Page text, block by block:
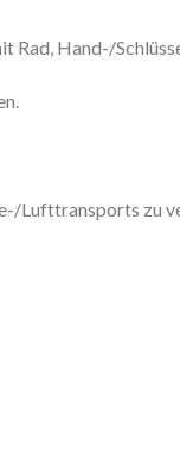
Rad, Hand-/
Lufttransports zu